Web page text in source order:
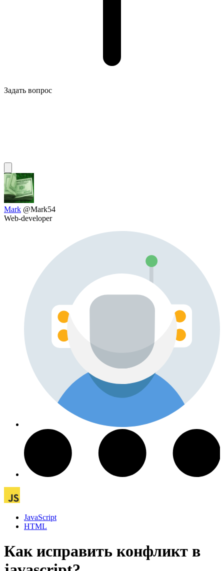
Задать вопрос
Mark @Mark54
Web-developer
JavaScript
HTML
Как исправить конфликт в